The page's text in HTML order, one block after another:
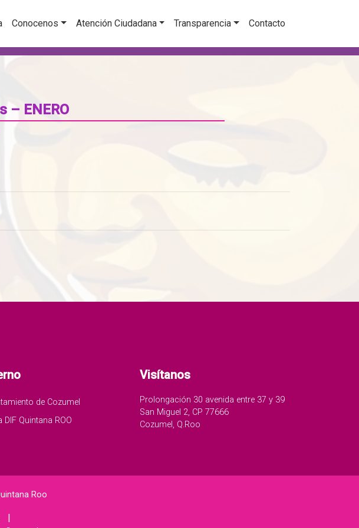
Conocenos Atención Ciudadana Transparencia Contacto
– ENERO
de Cozumel
DIF Quintana ROO
Visítanos
Prolongación 30 avenida entre 37 y 39
San Miguel 2, CP 77666
Cozumel, Q.Roo
Roo